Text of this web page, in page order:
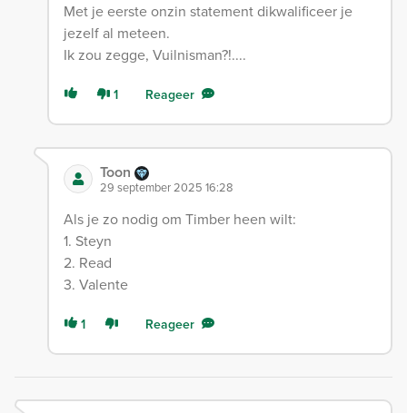
Met je eerste onzin statement dikwalificeer je
jezelf al meteen.
Ik zou zegge, Vuilnisman?!....
1 Reageer
Toon
29 september 2025 16:28
Als je zo nodig om Timber heen wilt:
1. Steyn
2. Read
3. Valente
1 Reageer